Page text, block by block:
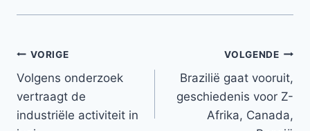
Bericht
navigatie
VORIGE
Volgens onderzoek
vertraagt ​​de
industriële activiteit in
VOLGENDE
Brazilië gaat vooruit,
geschiedenis voor Z-
Afrika, Canada,